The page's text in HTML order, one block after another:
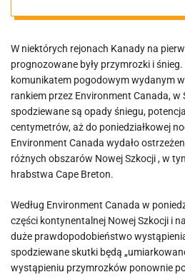
W niektórych rejonach Kanady na
prognozowane były przymrozki i
komunikatem pogodowym wydanym
rankiem przez Environment Canada, w
spodziewane są opady śniegu,
centymetrów, aż do poniedziałkowej
Environment Canada wydało
różnych obszarów Nowej Szkocji , w
hrabstwa Cape Breton.
Według Environment Canada w
części kontynentalnej Nowej Szkocji i
duże prawdopodobieństwo
spodziewane skutki będą
wystąpieniu przymrozków ponownie